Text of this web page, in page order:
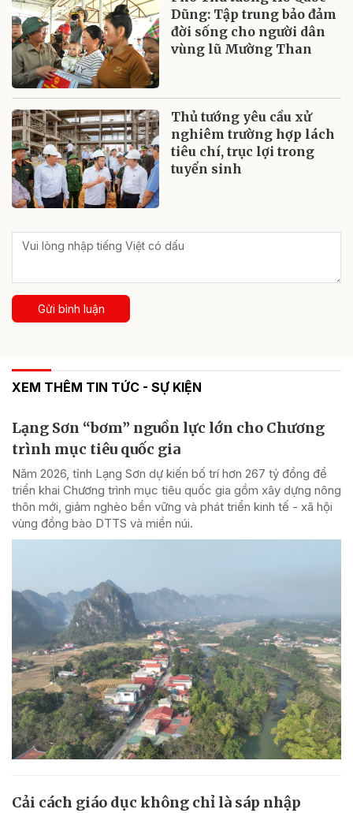
Dũng: Tập trung bảo đảm
đời sống cho người dân
vùng lũ Mường Than
Thủ tướng yêu cầu xử
nghiêm trường hợp lách
tiêu chí, trục lợi trong
tuyển sinh
Gửi bình luận
XEM THÊM TIN TỨC - SỰ KIỆN
Lạng Sơn “bơm” nguồn lực lớn cho Chương
trình mục tiêu quốc gia
Năm 2026, tỉnh Lạng Sơn dự kiến bố trí hơn 267 tỷ đồng để
triển khai Chương trình mục tiêu quốc gia gồm xây dựng nông
thôn mới, giảm nghèo bền vững và phát triển kinh tế - xã hội
vùng đồng bào DTTS và miền núi.
Cải cách giáo dục không chỉ là sáp nhập